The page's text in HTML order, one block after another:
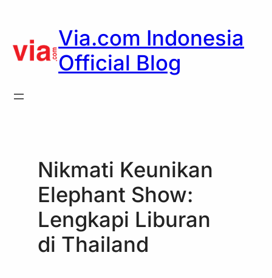
content
Via.com Indonesia
Official Blog
Nikmati Keunikan
Elephant Show:
Lengkapi Liburan
di Thailand